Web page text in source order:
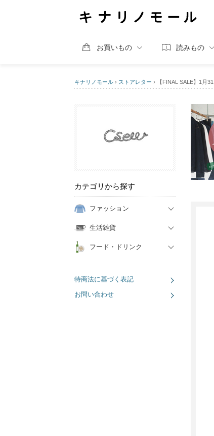
お買いもの 読みもの
キナリノモール › ストアレター › 【FINAL SALE】1月
カテゴリから探す
ファッション
生活雑貨
フード・ドリンク
特商法に基づく表記
お問い合わせ